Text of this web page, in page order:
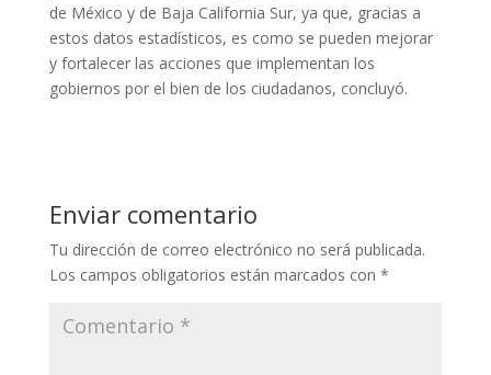
de México y de Baja California Sur, ya que, gracias a
estos datos estadísticos, es como se pueden mejorar
y fortalecer las acciones que implementan los
gobiernos por el bien de los ciudadanos, concluyó.
Enviar comentario
Tu dirección de correo electrónico no será publicada.
Los campos obligatorios están marcados con *